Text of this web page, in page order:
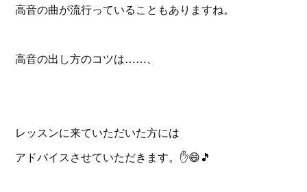
高音の曲が流行っていることもありますね。
高音の出し方のコツは……、
レッスンに来ていただいた方には
アドバイスさせていただきます。✋️😄🎵